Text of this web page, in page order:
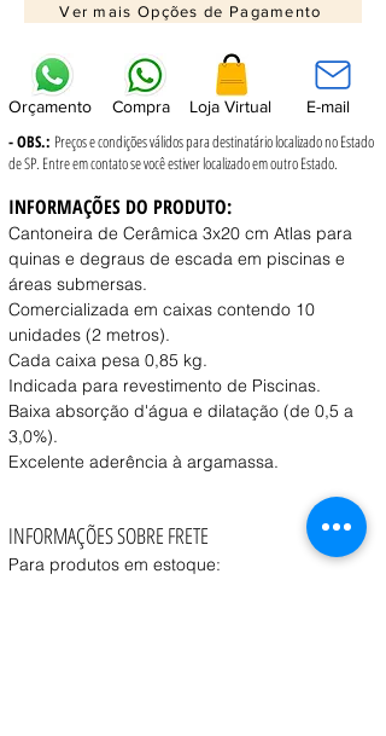
Ver mais Opções de Pagamento
Orçamento Compra Loja Virtual E-mail
- OBS.: Preços e condições válidos para destinatário localizado no Estado
de SP. Entre em contato se você estiver localizado em outro Estado.
INFORMAÇÕES DO PRODUTO:
Cantoneira de Cerâmica 3x20 cm Atlas para
quinas e degraus de escada em piscinas e
áreas submersas.
Comercializada em caixas contendo 10
unidades (2 metros).
Cada caixa pesa 0,85 kg.
Indicada para revestimento de Piscinas.
Baixa absorção d'água e dilatação (de 0,5 a
3,0%).
Excelente aderência à argamassa.
INFORMAÇÕES SOBRE FRETE
Para produtos em estoque: